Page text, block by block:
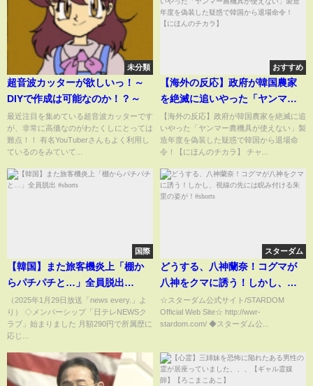
未分類
超音波カッターが欲しいっ！～
DIYで作成は可能なのか！？～
最近注目を集めている超音波カッターです
が、非常に高価なのがわたくしにとっては
難点！！ 有名YouTuberさんもよく利用し
ているのをみていて...
おすすめ
【海外の反応】政府が韓国農家
を絶滅に追いやった「ヤンマー
農機具が使えない」製造年度を
偽装した疑惑で韓国から退場命
令！【にほんのチカラ】
【海外の反応】政府が韓国農家を絶滅に追
いやった「ヤンマー農機具が使えない」製
造年度を偽装した疑惑で韓国から退場命
令！【にほんのチカラ】 チャ...
国際
【韓国】また旅客機炎上「棚か
らパチパチと…」全員脱出
#shorts
（2025年1月29日放送「news every.」よ
り） ◇メンバーシップ「日テレNEWSク
ラブ」始まりました 月額290円で所属歴に
応じ...
スターダム
どうする、八神蘭奈！コグマが
八神をクマに誘う！しかし、視
線の先には睨み付ける朱里の姿
が！#shorts
☆スターダム公式サイト/STARDOM
Official Web Site☆ http://wwr-
stardom.com/ ◆スターダム公...